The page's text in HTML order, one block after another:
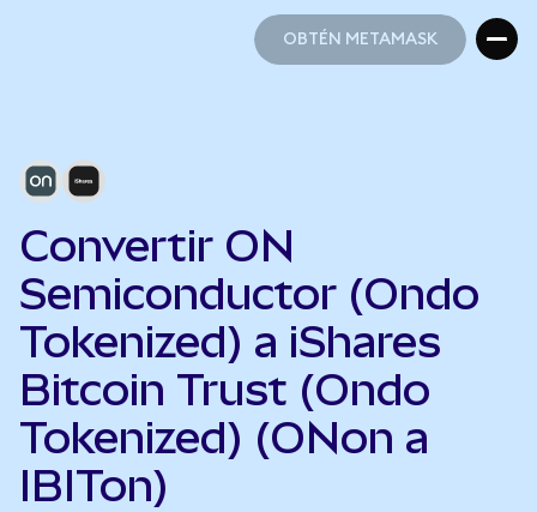
OBTÉN METAMASK
Convertir ON
Semiconductor (Ondo
Tokenized) a iShares
Bitcoin Trust (Ondo
Tokenized) (ONon a
IBITon)